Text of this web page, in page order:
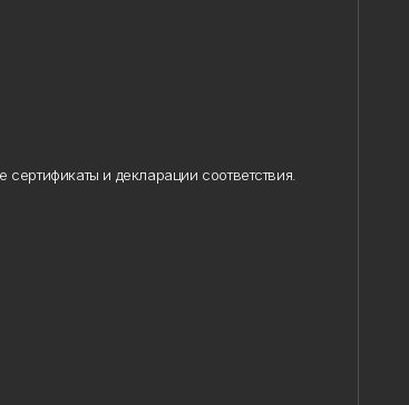
и декларации соответствия.